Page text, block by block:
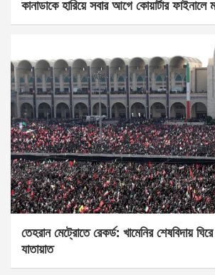
কানাডাকে হারিয়ে সবার আগে কোয়ার্টার
তেহরান মেট্রোতে রেকর্ড: খামেনির শেষবিদায়
যাতায়াত